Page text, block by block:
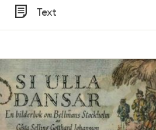
Tid
Typ
Text